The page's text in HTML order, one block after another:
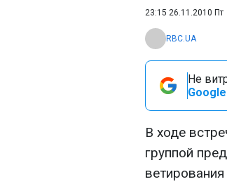
23:15 26.11.2010 Пт
RBC.UA
Не
Google
В ходе
группой